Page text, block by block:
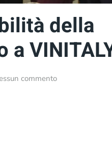
della
commentosu